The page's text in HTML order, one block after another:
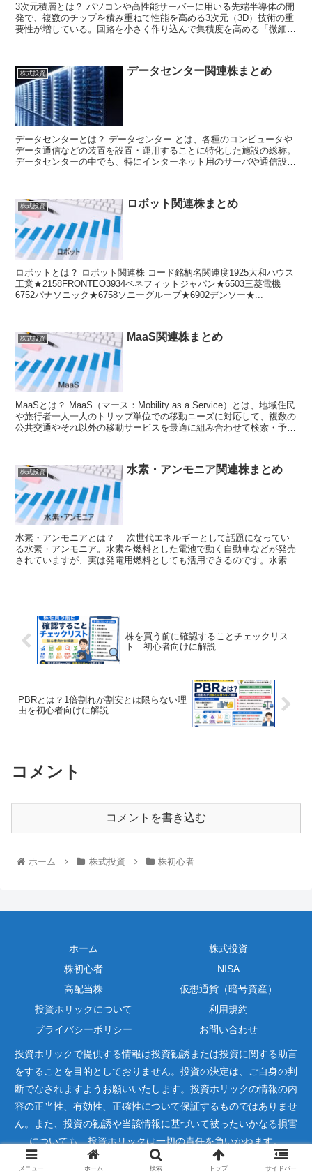
3次元積層とは？ パソコンや高性能サーバーに用いる先端半導体の開
発で、複数のチップを積み重ねて性能を高める3次元（3D）技術の重
要性が増している。回路を小さく作り込んで集積度を高める「微細
株式投資 データセンター関連株まとめ
データセンターとは？ データセンター とは、各種のコンピュータや
データ通信などの装置を設置・運用することに特化した施設の総称。
データセンターの中でも、特にインターネット用のサーバや通信設
株式投資 ロボット関連株まとめ
ロボットとは？ ロボット関連株 コード銘柄名関連度1925大和ハウス
工業★2158FRONTEO3934ベネフィットジャパン★6503三菱電機
6752パナソニック★6758ソニーグループ★6902デンソー★...
株式投資 MaaS関連株まとめ
MaaSとは？ MaaS（マース：Mobility as a Service）とは、地域住民
や旅行者一人一人のトリップ単位での移動ニーズに対応して、複数の
公共交通やそれ以外の移動サービスを最適に組み合わせて検索・予
株式投資 水素・アンモニア関連株まとめ
水素・アンモニアとは？ 次世代エネルギーとして話題になってい
る水素・アンモニア。水素を燃料とした電池で動く自動車などが発売
されていますが、実は発電用燃料としても活用できるのです。水素と
株を買う前に確認することチェックリス
ト｜初心者向けに解説
PBRとは？1倍割れが割安とは限らない理
由を初心者向けに解説
コメント
コメントを書き込む
ホーム 株式投資 株初心者
ホーム
株式投資
株初心者
NISA
高配当株
仮想通貨（暗号資産）
投資ホリックについて
利用規約
プライバシーポリシー
お問い合わせ
投資ホリックで提供する情報は投資勧誘または投資に関する助言
をすることを目的としておりません。投資の決定は、ご自身の判
断でなされますようお願いいたします。投資ホリックの情報の内
容の正当性、有効性、正確性について保証するものではありませ
ん。また、投資の勧誘や当該情報に基づいて被ったいかなる損害
についても、投資ホリックは一切の責任を負いかねます。
Copyright © 2022-2026 投資ホリック All Rights Reserved.
メニュー ホーム 検索 トップ サイドバー